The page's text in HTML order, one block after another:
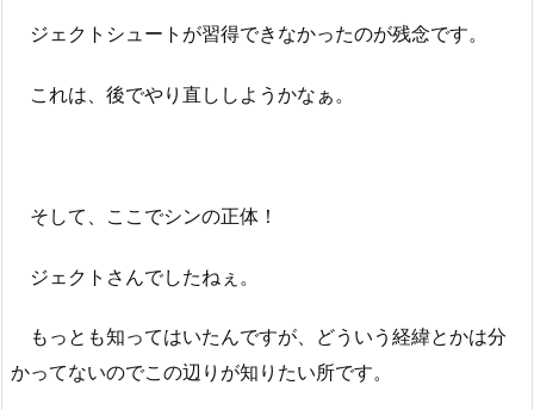
ジェクトシュートが習得できなかったのが残念です。
これは、後でやり直ししようかなぁ。
そして、ここでシンの正体！
ジェクトさんでしたねぇ。
もっとも知ってはいたんですが、どういう経緯とかは分
かってないのでこの辺りが知りたい所です。